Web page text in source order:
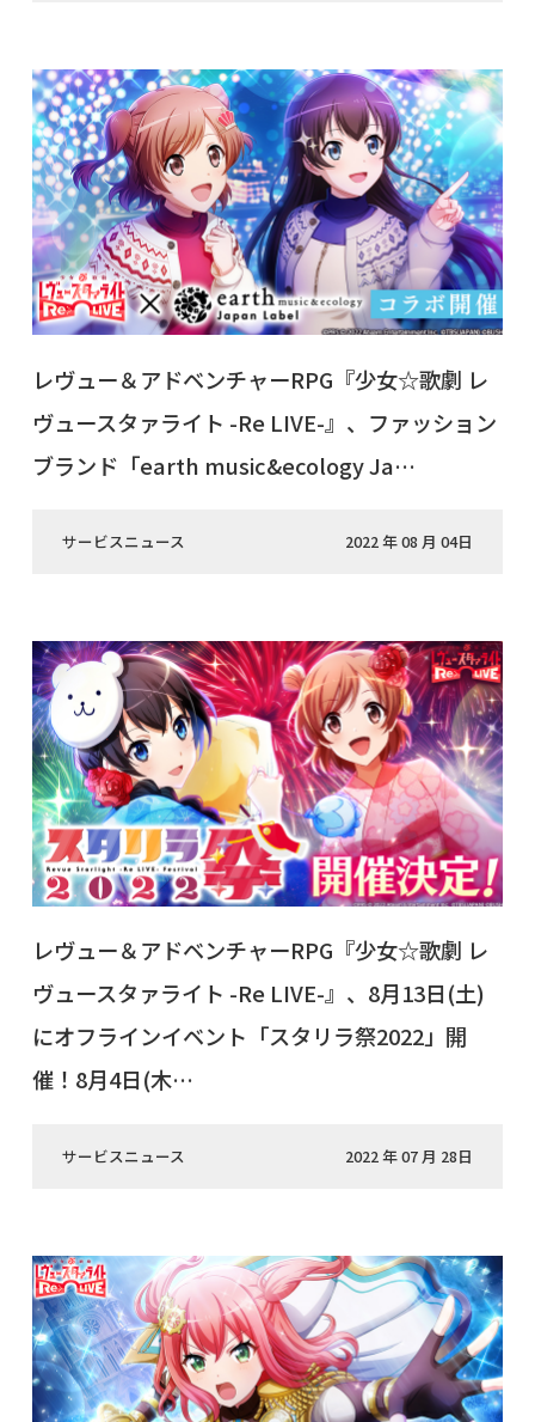
レヴュー＆アドベンチャーRPG『少女☆歌劇 レ
ヴュースタァライト -Re LIVE-』、ファッション
ブランド「earth music&ecology Ja…
サービスニュース 2022 年 08 月 04日
レヴュー＆アドベンチャーRPG『少女☆歌劇 レ
ヴュースタァライト -Re LIVE-』、8月13日(土)
にオフラインイベント「スタリラ祭2022」開
催！8月4日(木…
サービスニュース 2022 年 07 月 28日